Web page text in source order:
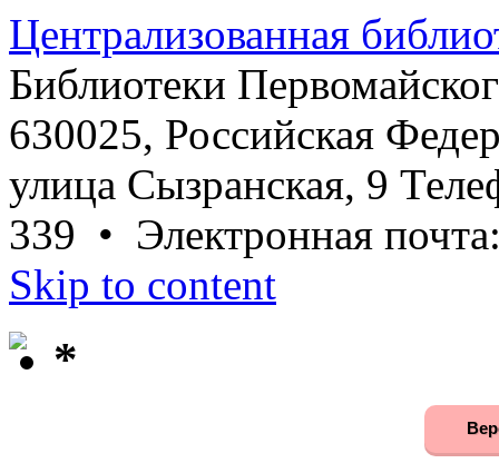
Централизованная
Библиотеки
630025, Российская
улица Сызранская, 9
339 • Электронная
Skip to content
*